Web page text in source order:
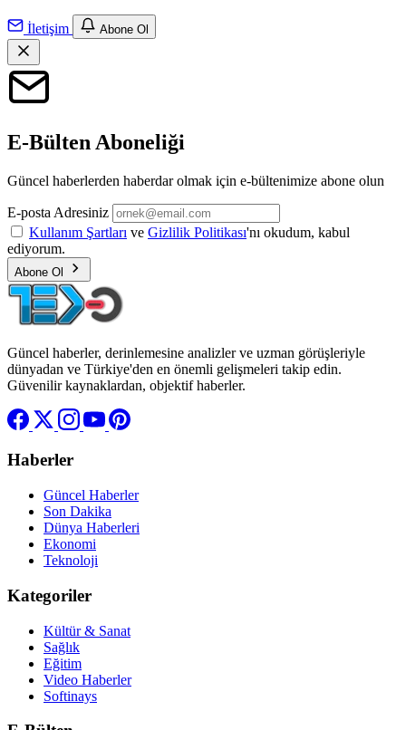
İletişim Abone Ol
E-Bülten Aboneliği
Güncel haberlerden haberdar olmak için e-bültenimize abone olun
E-posta Adresiniz
Kullanım Şartları ve Gizlilik Politikası'nı okudum, kabul
ediyorum.
Abone Ol
Güncel haberler, derinlemesine analizler ve uzman görüşleriyle
dünyadan ve Türkiye'den en önemli gelişmeleri takip edin.
Güvenilir kaynaklardan, objektif haberler.
Haberler
Güncel Haberler
Son Dakika
Dünya Haberleri
Ekonomi
Teknoloji
Kategoriler
Kültür & Sanat
Sağlık
Eğitim
Video Haberler
Softinays